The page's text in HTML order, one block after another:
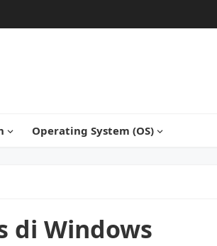
Operating System (OS)
di Windows